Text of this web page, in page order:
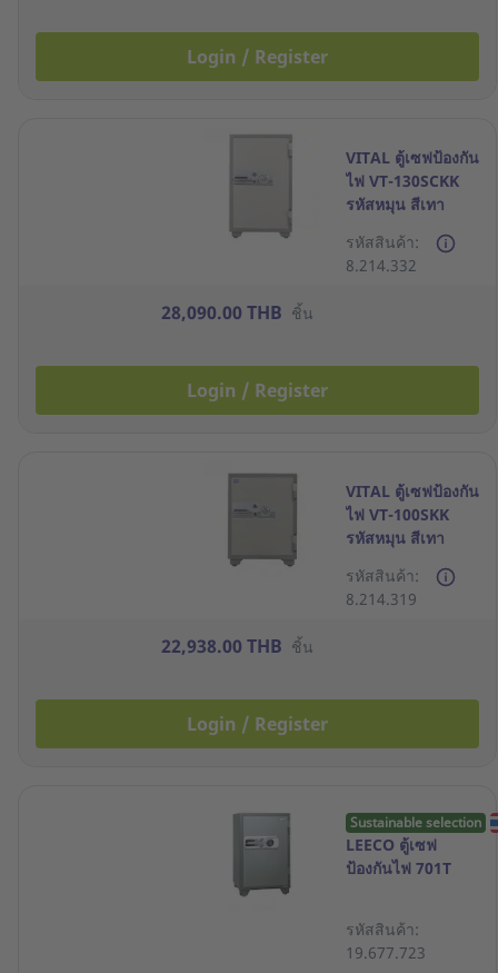
Login / Register
VITAL ตู้เซฟป้องกัน
ไฟ VT-130SCKK
รหัสหมุน สีเทา
รหัสสินค้า:
8.214.332
28,090.00 THB ชิ้น
Login / Register
VITAL ตู้เซฟป้องกัน
ไฟ VT-100SKK
รหัสหมุน สีเทา
รหัสสินค้า:
8.214.319
22,938.00 THB ชิ้น
Login / Register
Sustainable selection
LEECO ตู้เซฟ
ป้องกันไฟ 701T
รหัสสินค้า:
19.677.723